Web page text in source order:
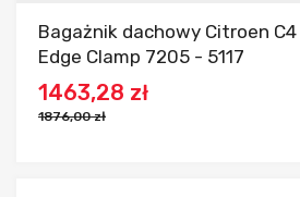
Bagażnik dachowy Citroen
Edge Clamp 7205 - 5117
1463,28 zł
1876,00 zł